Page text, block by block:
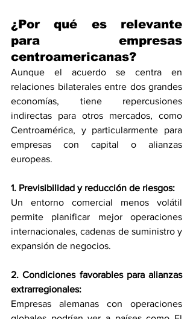
¿Por qué es relevante
para empresas
centroamericanas?
Aunque el acuerdo se centra en
relaciones bilaterales entre dos grandes
economías, tiene repercusiones
indirectas para otros mercados, como
Centroamérica, y particularmente para
empresas con capital o alianzas
europeas.
1. Previsibilidad y reducción de riesgos:
Un entorno comercial menos volátil
permite planificar mejor operaciones
internacionales, cadenas de suministro y
expansión de negocios.
2. Condiciones favorables para alianzas
extrarregionales:
Empresas alemanas con operaciones